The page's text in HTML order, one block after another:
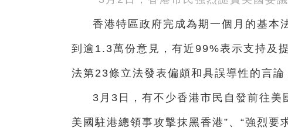
香港特區政府完成為期一個月的基本
到逾1.3萬份意見，有近99%表示支持及
法第23條立法發表偏頗和具誤導性的言論
3月3日，有不少香港市民自發前往美
美國駐港總領事攻撃抹黑香港”、“強烈要